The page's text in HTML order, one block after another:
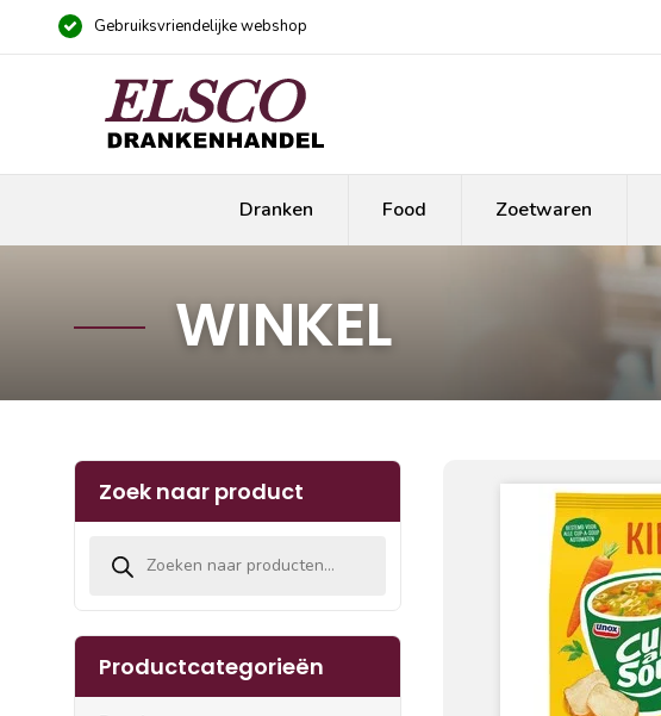
Gebruiksvriendelijke webshop
Dranken Food Zoetwaren
WINKEL
Zoek naar product
Productcategorieën